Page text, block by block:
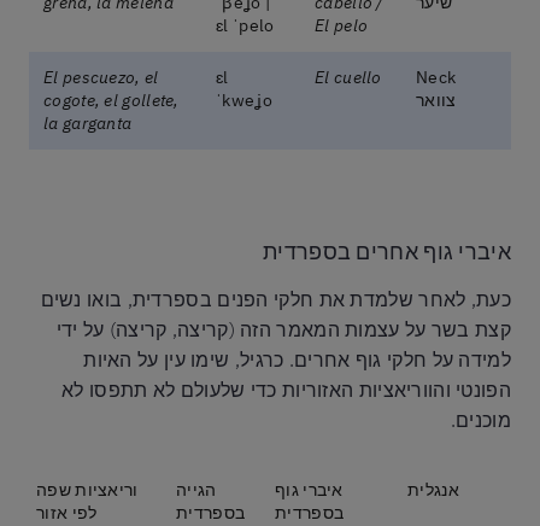
El pelo
ɛl ˈpelo
Neck
צוואר
El cuello
ɛl
ˈkweʝo
El pescuezo, el
cogote, el gollete,
la garganta
איברי גוף אחרים בספרדית
כעת, לאחר שלמדת את חלקי הפנים בספרדית, בואו נשים
קצת בשר על עצמות המאמר הזה (קריצה, קריצה) על ידי
למידה על חלקי גוף אחרים. כרגיל, שימו עין על האיות
הפונטי והווריאציות האזוריות כדי שלעולם לא תתפסו לא
מוכנים.
אנגלית
איברי גוף
בספרדית
הגייה
בספרדית
וריאציות שפה
לפי אזור